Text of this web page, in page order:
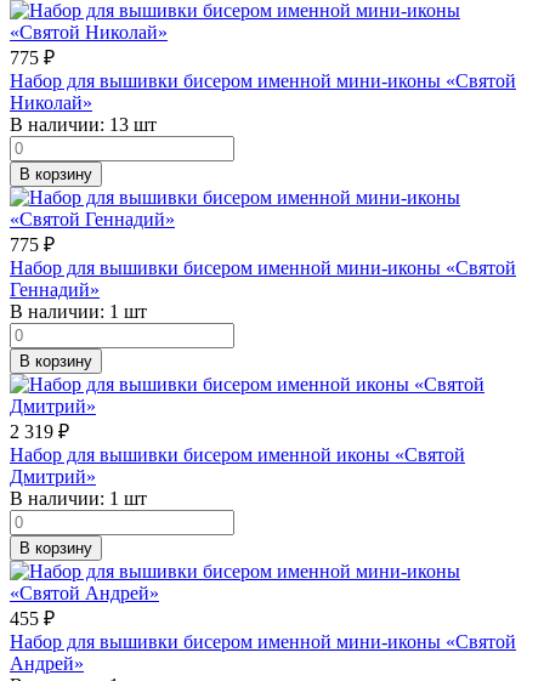
775 ₽
Набор для вышивки бисером именной мини-иконы «Святой
Николай»
В наличии: 13 шт
В корзину
775 ₽
Набор для вышивки бисером именной мини-иконы «Святой
Геннадий»
В наличии: 1 шт
В корзину
2 319 ₽
Набор для вышивки бисером именной иконы «Святой
Дмитрий»
В наличии: 1 шт
В корзину
455 ₽
Набор для вышивки бисером именной мини-иконы «Святой
Андрей»